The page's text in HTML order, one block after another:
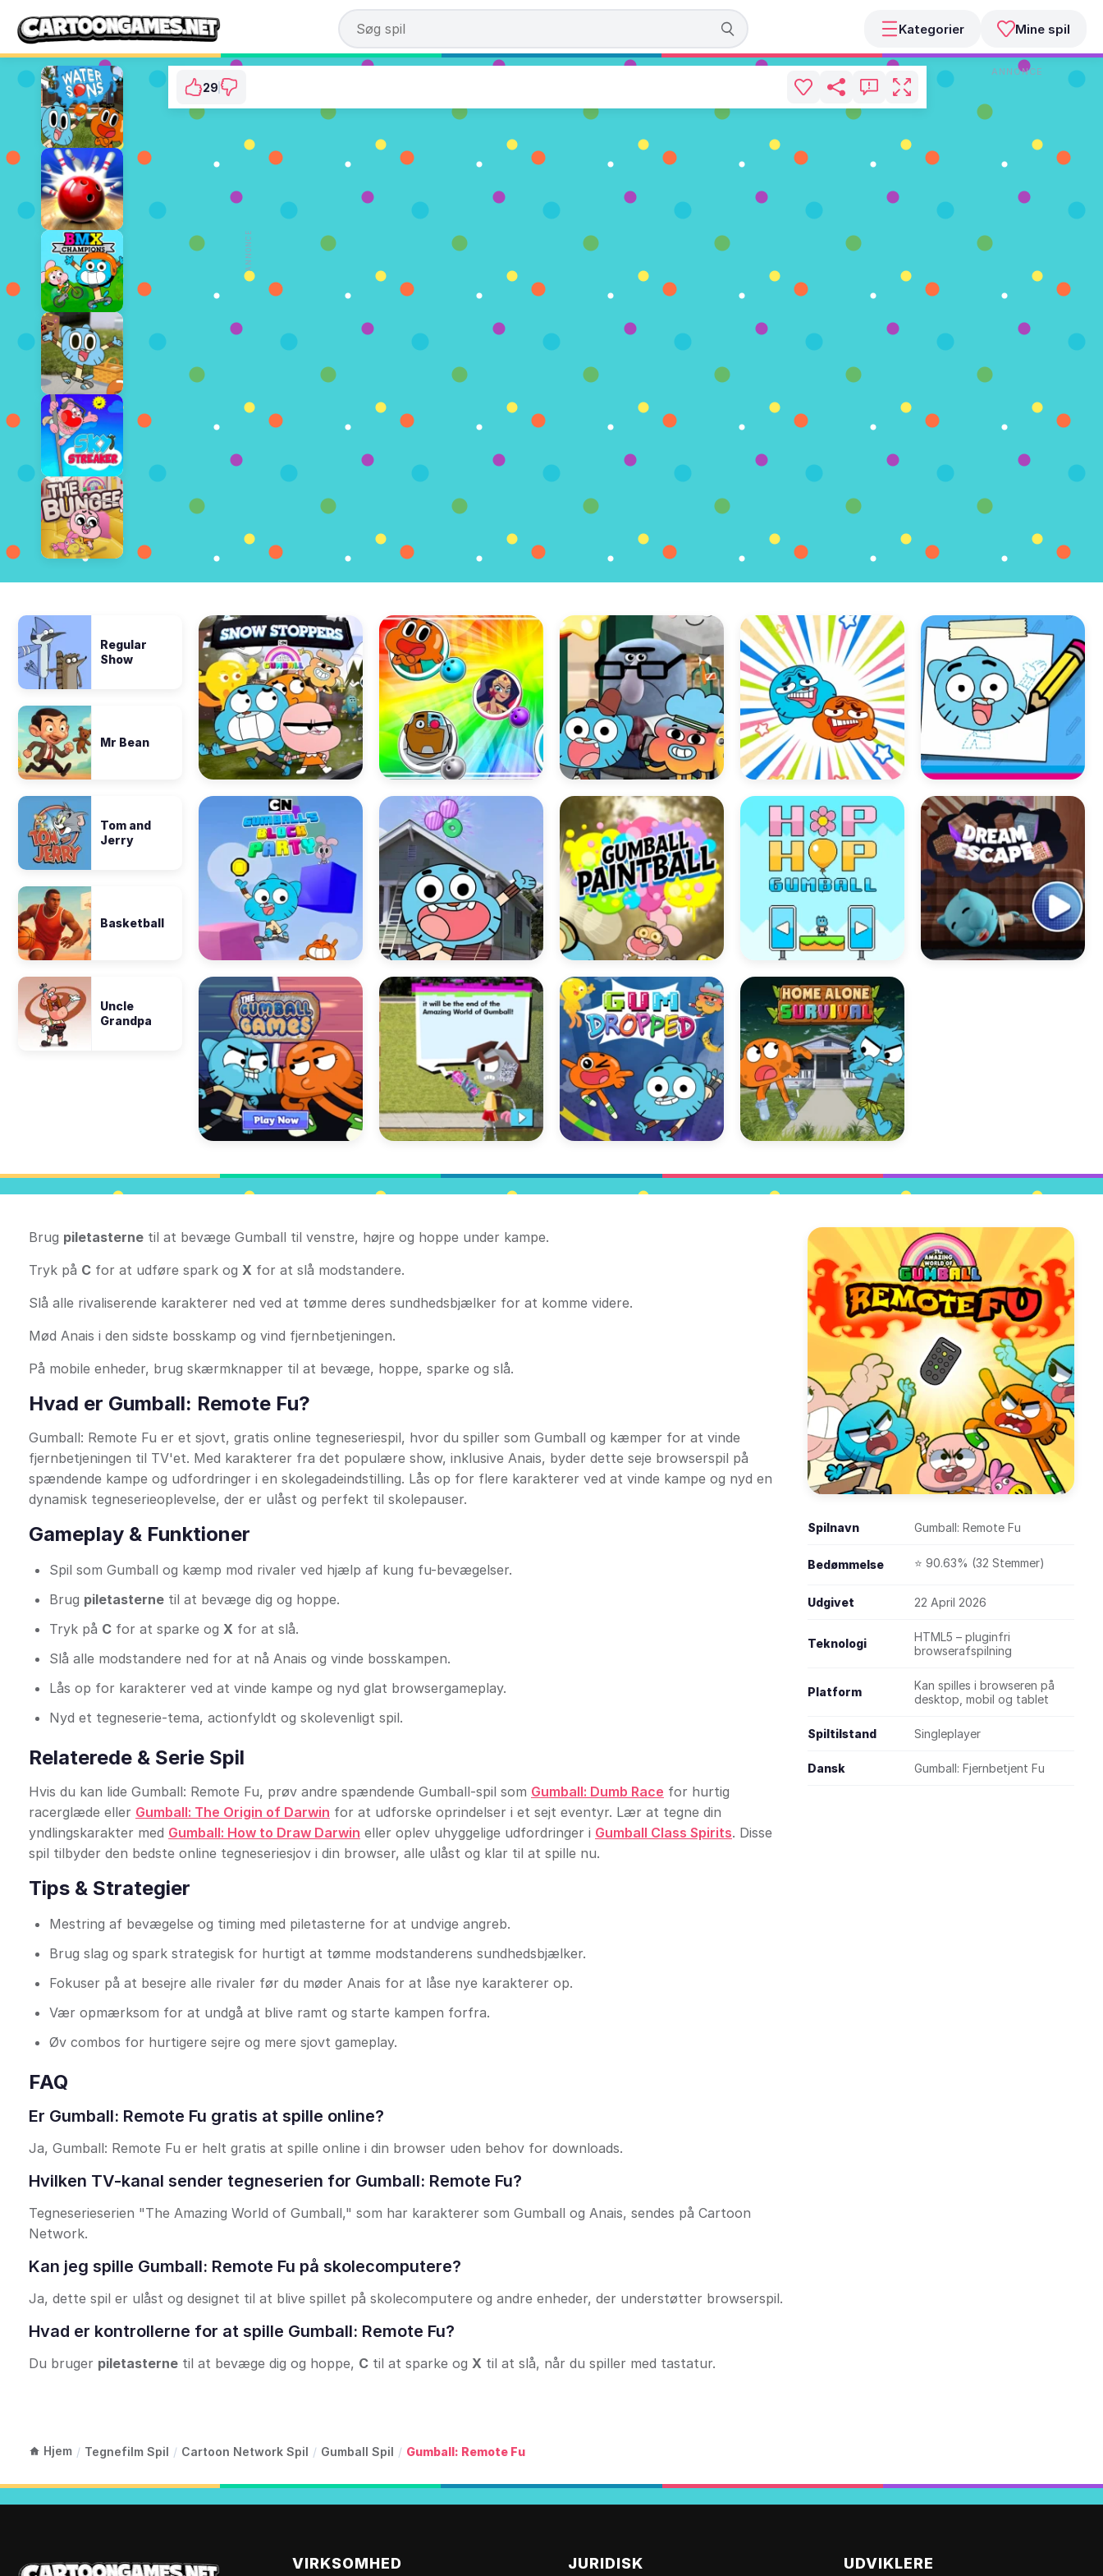
Kategorier Mine spil
⭐ 90.63% (32 Stemmer)
SPIL NU
29
ANNONCE
ANNONCE
Regular
Show
Mr Bean
Tom and
Jerry
Basketball
Uncle
Grandpa
Brug piletasterne til at bevæge Gumball til venstre, højre og hoppe under kampe.
Tryk på C for at udføre spark og X for at slå modstandere.
Slå alle rivaliserende karakterer ned ved at tømme deres sundhedsbjælker for at komme videre.
Mød Anais i den sidste bosskamp og vind fjernbetjeningen.
På mobile enheder, brug skærmknapper til at bevæge, hoppe, sparke og slå.
Hvad er Gumball: Remote Fu?
Gumball: Remote Fu er et sjovt, gratis online tegneseriespil, hvor du spiller som Gumball og kæmper for at vinde
fjernbetjeningen til TV'et. Med karakterer fra det populære show, inklusive Anais, byder dette seje browserspil på
spændende kampe og udfordringer i en skolegadeindstilling. Lås op for flere karakterer ved at vinde kampe og nyd en
dynamisk tegneserieoplevelse, der er ulåst og perfekt til skolepauser.
Gameplay & Funktioner
Spil som Gumball og kæmp mod rivaler ved hjælp af kung fu-bevægelser.
Brug piletasterne til at bevæge dig og hoppe.
Tryk på C for at sparke og X for at slå.
Slå alle modstandere ned for at nå Anais og vinde bosskampen.
Lås op for karakterer ved at vinde kampe og nyd glat browsergameplay.
Nyd et tegneserie-tema, actionfyldt og skolevenligt spil.
Relaterede & Serie Spil
Hvis du kan lide Gumball: Remote Fu, prøv andre spændende Gumball-spil som Gumball: Dumb Race for hurtig
racerglæde eller Gumball: The Origin of Darwin for at udforske oprindelser i et sejt eventyr. Lær at tegne din
yndlingskarakter med Gumball: How to Draw Darwin eller oplev uhyggelige udfordringer i Gumball Class Spirits. Disse
spil tilbyder den bedste online tegneseriesjov i din browser, alle ulåst og klar til at spille nu.
Tips & Strategier
Mestring af bevægelse og timing med piletasterne for at undvige angreb.
Brug slag og spark strategisk for hurtigt at tømme modstanderens sundhedsbjælker.
Fokuser på at besejre alle rivaler før du møder Anais for at låse nye karakterer op.
Vær opmærksom for at undgå at blive ramt og starte kampen forfra.
Øv combos for hurtigere sejre og mere sjovt gameplay.
FAQ
Er Gumball: Remote Fu gratis at spille online?
Ja, Gumball: Remote Fu er helt gratis at spille online i din browser uden behov for downloads.
Hvilken TV-kanal sender tegneserien for Gumball: Remote Fu?
Tegneserieserien "The Amazing World of Gumball," som har karakterer som Gumball og Anais, sendes på Cartoon
Network.
Kan jeg spille Gumball: Remote Fu på skolecomputere?
Ja, dette spil er ulåst og designet til at blive spillet på skolecomputere og andre enheder, der understøtter browserspil.
Hvad er kontrollerne for at spille Gumball: Remote Fu?
Du bruger piletasterne til at bevæge dig og hoppe, C til at sparke og X til at slå, når du spiller med tastatur.
Spilnavn Gumball: Remote Fu
Bedømmelse ⭐ 90.63% (32 Stemmer)
Udgivet 22 April 2026
Teknologi
HTML5 – pluginfri
browserafspilning
Platform
Kan spilles i browseren på
desktop, mobil og tablet
Spiltilstand Singleplayer
Dansk Gumball: Fjernbetjent Fu
Hjem / Tegnefilm Spil / Cartoon Network Spil / Gumball Spil / Gumball: Remote Fu
VIRKSOMHED JURIDISK UDVIKLERE